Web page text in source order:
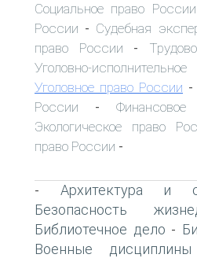
Социальное право России
России - Судебная
право России -
Уголовно-
Уголовное право России -
России -
Экологическое право
право России -
- Архитектура и
Безопасность
Библиотечное дело -
Военные дисциплины